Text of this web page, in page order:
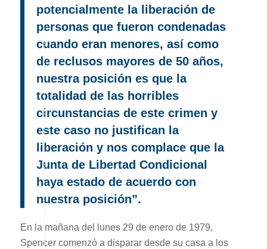
potencialmente la liberación de
personas que fueron condenadas
cuando eran menores, así como
de reclusos mayores de 50 años,
nuestra posición es que la
totalidad de las horribles
circunstancias de este crimen y
este caso no justifican la
liberación y nos complace que la
Junta de Libertad Condicional
haya estado de acuerdo con
nuestra posición”.
En la mañana del lunes 29 de enero de 1979,
Spencer comenzó a disparar desde su casa a los